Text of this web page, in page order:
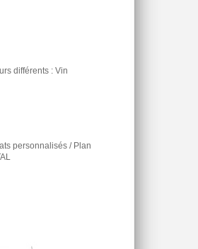
différents : Vin
personnalisés / Plan